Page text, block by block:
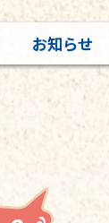
お知らせ